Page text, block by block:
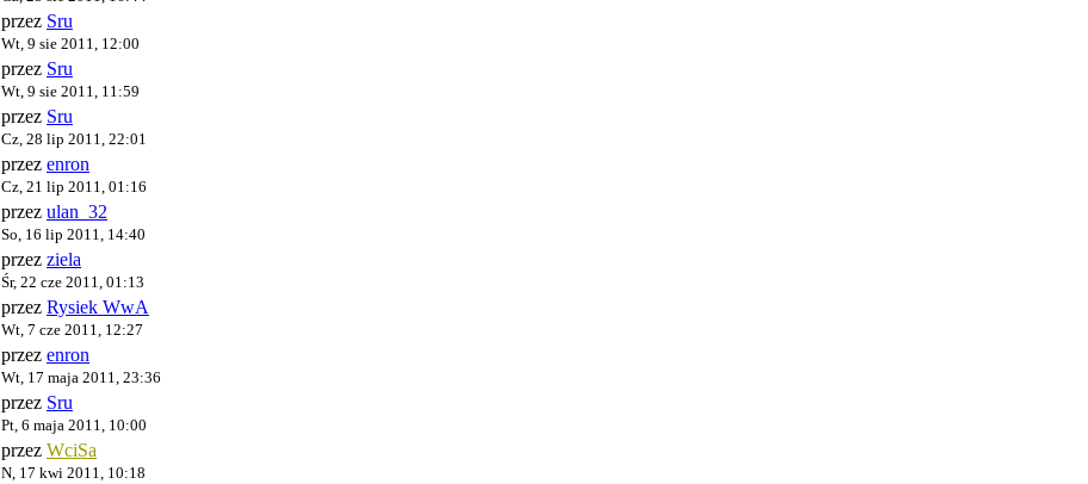
przez Sru
Wt, 9 sie 2011, 12:00
przez Sru
Wt, 9 sie 2011, 11:59
przez Sru
Cz, 28 lip 2011, 22:01
przez enron
Cz, 21 lip 2011, 01:16
przez ulan_32
So, 16 lip 2011, 14:40
przez ziela
Śr, 22 cze 2011, 01:13
przez Rysiek WwA
Wt, 7 cze 2011, 12:27
przez enron
Wt, 17 maja 2011, 23:36
przez Sru
Pt, 6 maja 2011, 10:00
przez WciSa
N, 17 kwi 2011, 10:18